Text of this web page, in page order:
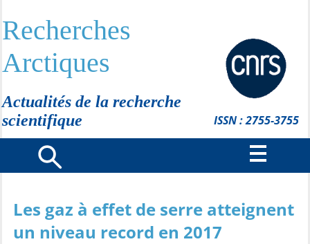
Recherches
Arctiques
Actualités de la recherche
scientifique
ISSN : 2755-3755
Les gaz à effet de serre atteignent
un niveau record en 2017